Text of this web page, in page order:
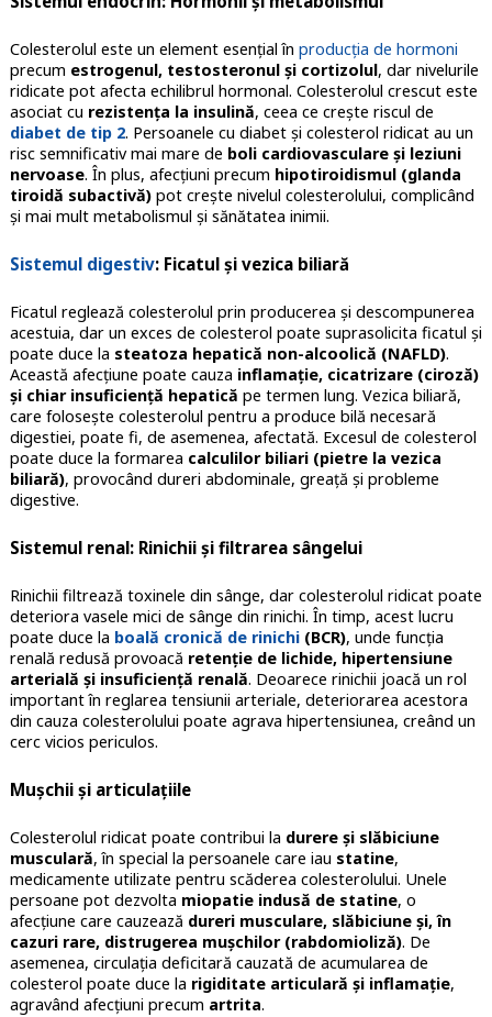
Colesterolul este un element esențial în producția de hormoni
precum estrogenul, testosteronul și cortizolul, dar nivelurile
ridicate pot afecta echilibrul hormonal. Colesterolul crescut este
asociat cu rezistența la insulină, ceea ce crește riscul de
diabet de tip 2. Persoanele cu diabet și colesterol ridicat au un
risc semnificativ mai mare de boli cardiovasculare și leziuni
nervoase. În plus, afecțiuni precum hipotiroidismul (glanda
tiroidă subactivă)pot crește nivelul colesterolului, complicând
și mai mult metabolismul și sănătatea inimii.
Sistemul digestiv: Ficatul și vezica biliară
Ficatul reglează colesterolul prin producerea și descompunerea
acestuia, dar un exces de colesterol poate suprasolicita ficatul și
poate duce la steatoza hepatică non-alcoolică (NAFLD).
Această afecțiune poate cauza inflamație, cicatrizare (ciroză)
și chiar insuficiență hepatică pe termen lung. Vezica biliară,
care folosește colesterolul pentru a produce bilă necesară
digestiei, poate fi, de asemenea, afectată. Excesul de colesterol
poate duce la formarea calculilor biliari (pietre la vezica
biliară), provocând dureri abdominale, greață și probleme
digestive.
Sistemul renal: Rinichii și filtrarea sângelui
Rinichii filtrează toxinele din sânge, dar colesterolul ridicat poate
deteriora vasele mici de sânge din rinichi. În timp, acest lucru
poate duce la boală cronică de rinichi (BCR), unde funcția
renală redusă provoacă retenție de lichide, hipertensiune
arterială și insuficiență renală. Deoarece rinichii joacă un rol
important în reglarea tensiunii arteriale, deteriorarea acestora
din cauza colesterolului poate agrava hipertensiunea, creând un
cerc vicios periculos.
Mușchii și articulațiile
Colesterolul ridicat poate contribui la durere și slăbiciune
musculară, în special la persoanele care iau statine,
medicamente utilizate pentru scăderea colesterolului. Unele
persoane pot dezvolta miopatie indusă de statine, o
afecțiune care cauzează dureri musculare, slăbiciune și, în
cazuri rare, distrugerea mușchilor (rabdomioliză). De
asemenea, circulația deficitară cauzată de acumularea de
colesterol poate duce la rigiditate articulară și inflamație,
agravând afecțiuni precum artrita.